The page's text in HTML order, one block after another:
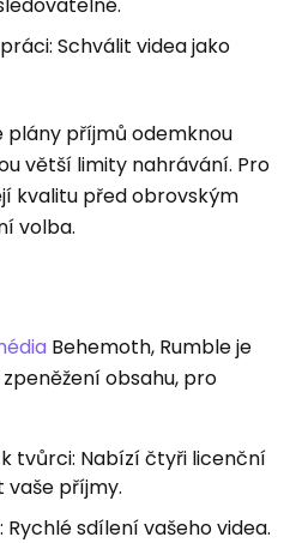
Schválit videa jako
plány příjmů odemknou
větší limity nahrávání. Pro
kvalitu před obrovským
volba.
Behemoth, Rumble je
obsahu, pro
tvůrci: Nabízí čtyři licenční
vaše příjmy.
sdílení vašeho videa.